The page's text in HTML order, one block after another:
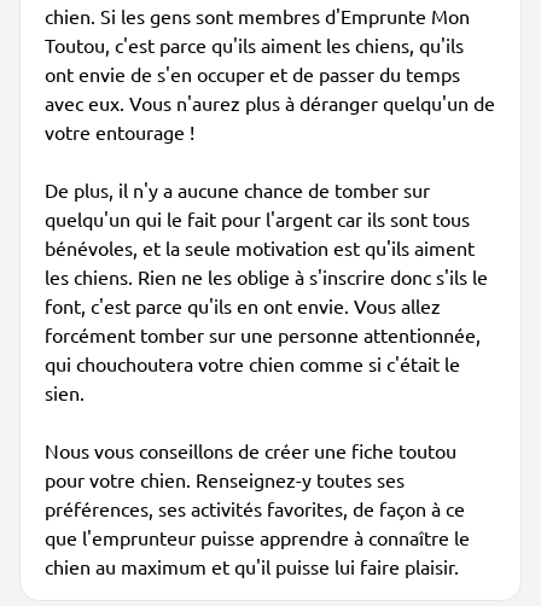
chien. Si les gens sont membres d'Emprunte Mon
Toutou, c'est parce qu'ils aiment les chiens, qu'ils
ont envie de s'en occuper et de passer du temps
avec eux. Vous n'aurez plus à déranger quelqu'un de
votre entourage !
De plus, il n'y a aucune chance de tomber sur
quelqu'un qui le fait pour l'argent car ils sont tous
bénévoles, et la seule motivation est qu'ils aiment
les chiens. Rien ne les oblige à s'inscrire donc s'ils le
font, c'est parce qu'ils en ont envie. Vous allez
forcément tomber sur une personne attentionnée,
qui chouchoutera votre chien comme si c'était le
sien.
Nous vous conseillons de créer une fiche toutou
pour votre chien. Renseignez-y toutes ses
préférences, ses activités favorites, de façon à ce
que l'emprunteur puisse apprendre à connaître le
chien au maximum et qu'il puisse lui faire plaisir.